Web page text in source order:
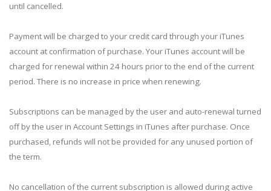
until cancelled.
Payment will be charged to your credit card through your iTunes
account at confirmation of purchase. Your iTunes account will be
charged for renewal within 24 hours prior to the end of the current
period. There is no increase in price when renewing.
Subscriptions can be managed by the user and auto-renewal turned
off by the user in Account Settings in iTunes after purchase. Once
purchased, refunds will not be provided for any unused portion of
the term.
No cancellation of the current subscription is allowed during active